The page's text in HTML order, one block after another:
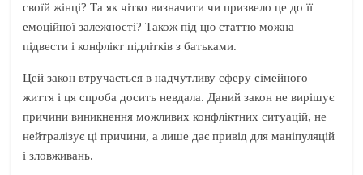
своїй жінці? Та як чітко визначити чи призвело це до її
емоційної залежності? Також під цю статтю можна
підвести і конфлікт підлітків з батьками.
Цей закон втручається в надчутливу сферу сімейного
життя і ця спроба досить невдала. Даний закон не вирішує
причини виникнення можливих конфліктних ситуацій, не
нейтралізує ці причини, а лише дає привід для маніпуляцій
і зловживань.